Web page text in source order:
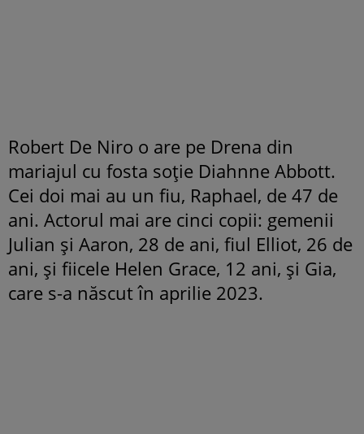
Robert De Niro o are pe Drena din
mariajul cu fosta soție Diahnne Abbott.
Cei doi mai au un fiu, Raphael, de 47 de
ani. Actorul mai are cinci copii: gemenii
Julian și Aaron, 28 de ani, fiul Elliot, 26 de
ani, și fiicele Helen Grace, 12 ani, și Gia,
care s-a născut în aprilie 2023.